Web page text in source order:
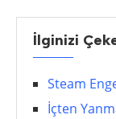
İlginizi
Steam
İçten